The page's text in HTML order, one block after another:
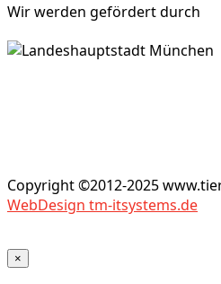
Wir werden gefördert durch
Copyright ©2012-2025
WebDesign tm-itsystems.de
×